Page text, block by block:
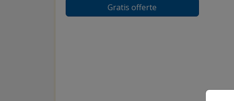
Gratis offerte